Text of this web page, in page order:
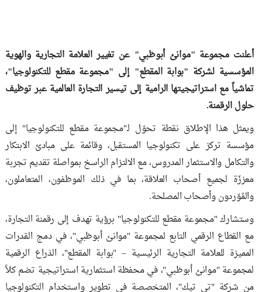
أعلنت مجموعة "موانئ أبوظبي" عن تغيير العلامة التجارية والهوية
المؤسسية لشركة "بوابة المقطع" إلى "مجموعة مقطع للتكنولوجيا"،
تماشياً مع استراتيجيتها الرامية إلى تيسير التجارة العالمية عبر توظيف
حلول الرقمنة.
ويمثل هذا الإطلاق نقطة تحوّل لـ"مجموعة مقطع للتكنولوجيا" إلى
مؤسسة تركز على تكنولوجيا المستقبل، وقائمة على مبادئ الابتكار
والتكامل والاستثمار المدروس، مع الالتزام الراسخ بمواصلة تقديم تجربة
معززّة لجميع أصحاب العلاقة، بما في ذلك الموظفون، المتعاملون،
والمُوّردون وأصحاب المصلحة.
وستشارك "مجموعة مقطع للتكنولوجيا" برؤية تهدف إلى رقمنة التجارة،
مع القطاع الرقمي التابع لمجموعة "موانئ أبوظبي"، في دمج القدرات
المميزة للعلامة التجارية الرئيسية – "بوابة المقطع"، الذراع الرقمية
لمجموعة "موانئ أبوظبي"، في محفظة استثمارية استراتيجية تضم كلاً
من شركة "تي تيك"، المتخصصة في تطوير واستخدام التكنولوجيا